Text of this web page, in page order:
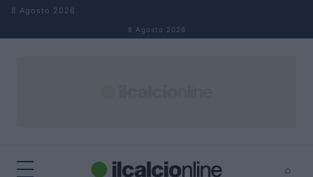
Salta al contenuto
8 Agosto 2026
8 Agosto 2026
⌕